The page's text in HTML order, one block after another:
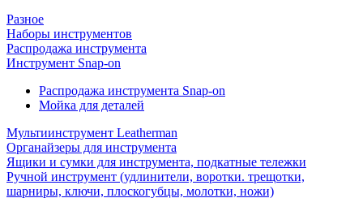
Разное
Наборы инструментов
Распродажа инструмента
Инструмент Snap-on
Распродажа инструмента Snap-on
Мойка для деталей
Мультиинструмент Leatherman
Органайзеры для инструмента
Ящики и сумки для инструмента, подкатные тележки
Ручной инструмент (удлинители, воротки. трещотки,
шарниры, ключи, плоскогубцы, молотки, ножи)